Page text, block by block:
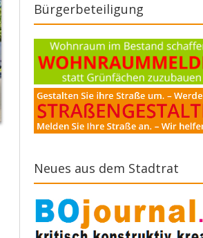
Bürgerbeteiligung
Neues aus dem Stadtrat